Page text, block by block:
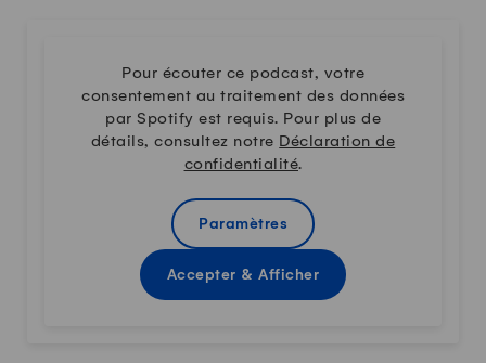
Pour écouter ce podcast, votre
consentement au traitement des données
par Spotify est requis. Pour plus de
détails, consultez notre Déclaration de
confidentialité.
Paramètres
Accepter & Afficher